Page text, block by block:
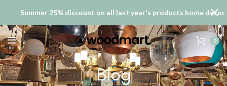
0
Blog
Summer 25% discount on all last year's products home decor